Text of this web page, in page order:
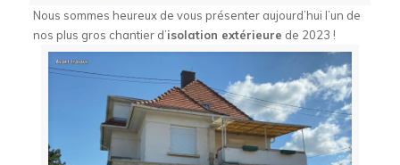
Nous sommes heureux de vous présenter aujourd’hui l’un de
nos plus gros chantier d’isolation extérieure de 2023 !